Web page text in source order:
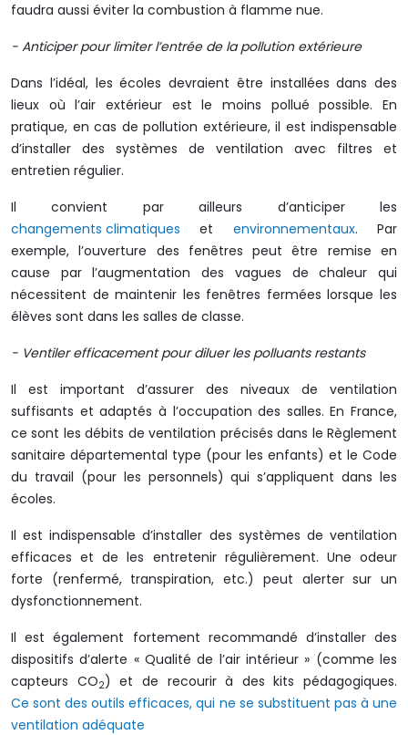
faudra aussi éviter la combustion à flamme nue.
- Anticiper pour limiter l’entrée de la pollution extérieure
Dans l’idéal, les écoles devraient être installées dans des
lieux où l’air extérieur est le moins pollué possible. En
pratique, en cas de pollution extérieure, il est indispensable
d’installer des systèmes de ventilation avec filtres et
entretien régulier.
Il convient par ailleurs d’anticiper les
changements climatiques et environnementaux. Par
exemple, l’ouverture des fenêtres peut être remise en
cause par l’augmentation des vagues de chaleur qui
nécessitent de maintenir les fenêtres fermées lorsque les
élèves sont dans les salles de classe.
- Ventiler efficacement pour diluer les polluants restants
Il est important d’assurer des niveaux de ventilation
suffisants et adaptés à l’occupation des salles. En France,
ce sont les débits de ventilation précisés dans le Règlement
sanitaire départemental type (pour les enfants) et le Code
du travail (pour les personnels) qui s’appliquent dans les
écoles.
Il est indispensable d’installer des systèmes de ventilation
efficaces et de les entretenir régulièrement. Une odeur
forte (renfermé, transpiration, etc.) peut alerter sur un
dysfonctionnement.
Il est également fortement recommandé d’installer des
dispositifs d’alerte « Qualité de l’air intérieur » (comme les
capteurs CO2) et de recourir à des kits pédagogiques.
Ce sont des outils efficaces, qui ne se substituent pas à une
ventilation adéquate